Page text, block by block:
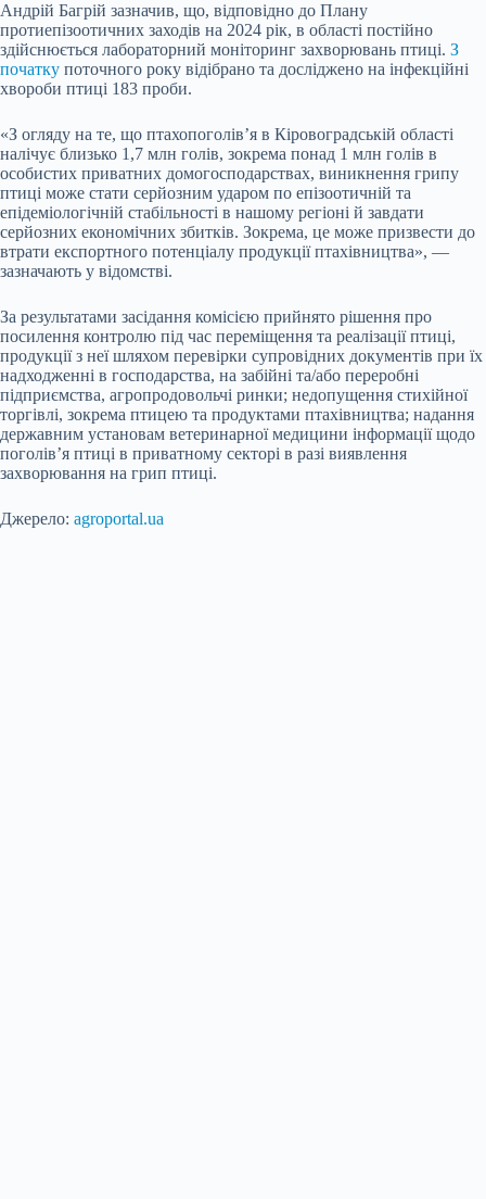
Андрій Багрій зазначив, що, відповідно до Плану
протиепізоотичних заходів на 2024 рік, в області постійно
здійснюється лабораторний моніторинг захворювань птиці. З
початку поточного року відібрано та досліджено на інфекційні
хвороби птиці 183 проби.
«З огляду на те, що птахопоголів’я в Кіровоградській області
налічує близько 1,7 млн голів, зокрема понад 1 млн голів в
особистих приватних домогосподарствах, виникнення грипу
птиці може стати серйозним ударом по епізоотичній та
епідеміологічній стабільності в нашому регіоні й завдати
серйозних економічних збитків. Зокрема, це може призвести до
втрати експортного потенціалу продукції птахівництва», —
зазначають у відомстві.
За результатами засідання комісією прийнято рішення про
посилення контролю під час переміщення та реалізації птиці,
продукції з неї шляхом перевірки супровідних документів при їх
надходженні в господарства, на забійні та/або переробні
підприємства, агропродовольчі ринки; недопущення стихійної
торгівлі, зокрема птицею та продуктами птахівництва; надання
державним установам ветеринарної медицини інформації щодо
поголів’я птиці в приватному секторі в разі виявлення
захворювання на грип птиці.
Джерело: agroportal.ua